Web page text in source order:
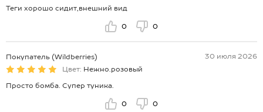
Теги хорошо сидит,внешний вид
0 0
Покупатель (Wildberries)
30 июля 2026
Цвет: Нежно.розовый
Просто бомба. Супер туника.
0 0